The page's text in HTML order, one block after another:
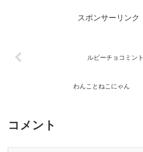
スポンサーリンク
ルビーチョコミント
わんことねこにゃん
コメント